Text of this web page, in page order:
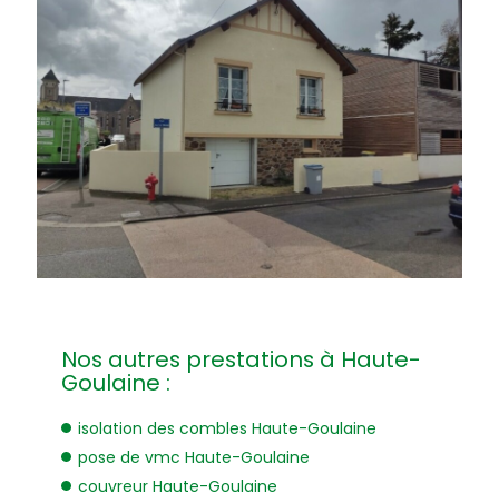
Nos autres prestations à Haute-
Goulaine :
isolation des combles Haute-Goulaine
pose de vmc Haute-Goulaine
couvreur Haute-Goulaine